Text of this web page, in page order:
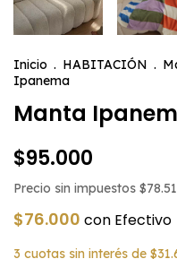
Inicio . HABITACIÓN .
Ipanema
Manta
$95.000
Precio sin impuestos
$76.000 con Efectivo
3 cuotas sin interés de